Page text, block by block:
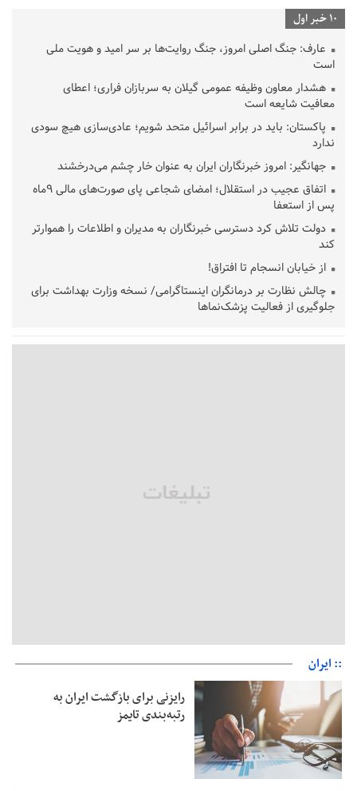
10 خبر اول
عارف: جنگ اصلی امروز، جنگ روایت‌ها بر سر امید و هویت ملی
است
هشدار معاون وظیفه عمومی گیلان به سربازان فراری؛ اعطای
معافیت شایعه است
پاکستان: باید در برابر اسرائیل متحد شویم؛ عادی‌سازی هیچ سودی
ندارد
جهانگیر: امروز خبرنگاران ایران به عنوان خار چشم می‌درخشند
اتفاق عجیب در استقلال؛ امضای شجاعی پای صورت‌های مالی ٩ماه
پس از استعفا
دولت تلاش کرد دسترسی خبرنگاران به مدیران و اطلاعات را هموارتر
کند
از خیابان انسجام تا افتراق!
چالش نظارت بر درمانگران اینستاگرامی/ نسخه وزارت بهداشت برای
جلوگیری از فعالیت پزشک‌نماها
امیر اکرمی‌نیا: ارتش کاملاً آماده است
:: ایران
رایزنی برای بازگشت ایران به
رتبه‌بندی تایمز